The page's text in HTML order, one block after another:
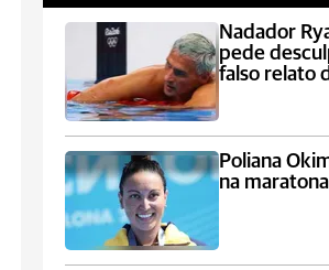
Nadador
pede
falso relato
Poliana
na